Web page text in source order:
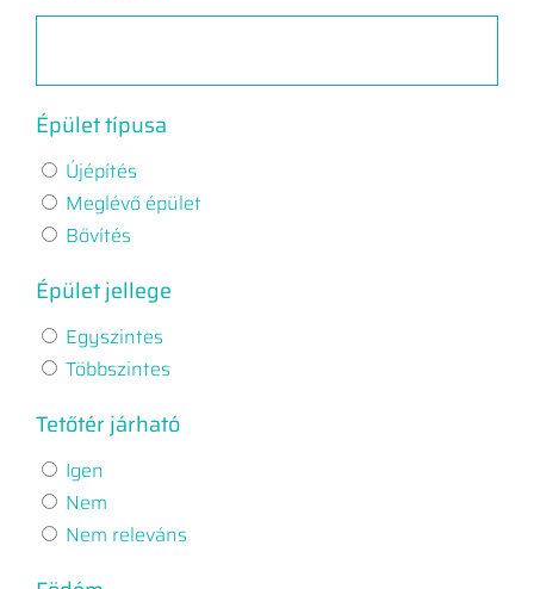
Épület típusa
Újépítés
Meglévő épület
Bővítés
Épület jellege
Egyszintes
Többszintes
Tetőtér járható
Igen
Nem
Nem releváns